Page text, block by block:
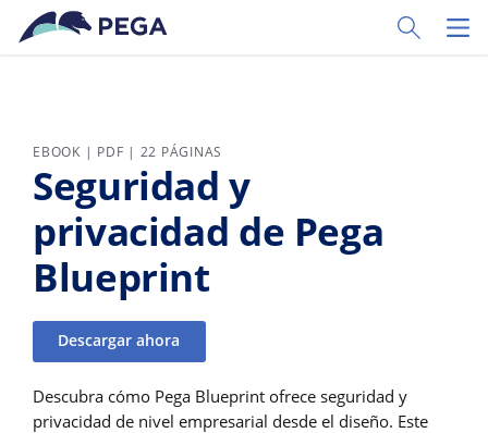
Ir al contenido principal
Toggle
EBOOK | PDF | 22 PÁGINAS
Seguridad y
privacidad de Pega
Blueprint
Descargar ahora
Descubra cómo Pega Blueprint ofrece seguridad y
privacidad de nivel empresarial desde el diseño. Este